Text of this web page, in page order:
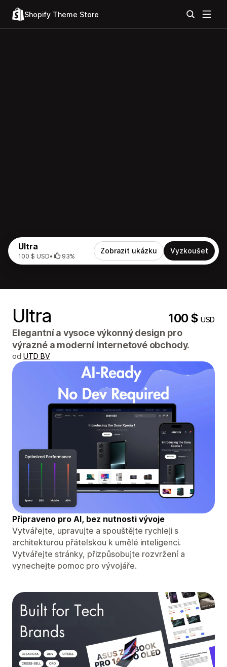
Shopify Theme Store
Ultra
100 $ USD• 93%
Zobrazit ukázku Vyzkoušet
Ultra 100 $USD
Elegantní a vysoce výkonný design pro
výrazné a moderní internetové obchody.
od UTD BV
Připraveno pro AI, bez nutnosti vývoje
Vytvářejte, upravujte a spouštějte rychleji s
architekturou přátelskou k umělé inteligenci.
Vytvářejte stránky, přizpůsobujte rozvržení a
vynechejte pomoc pro vývojáře.